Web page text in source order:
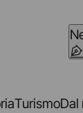
TurismoDal